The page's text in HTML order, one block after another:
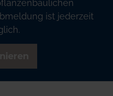
ist jederzeit